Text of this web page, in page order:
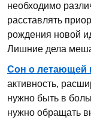
необходимо
расставлять
рождения новой
Лишние дела
Сон о летающей
активность,
нужно быть в
нужно обращать